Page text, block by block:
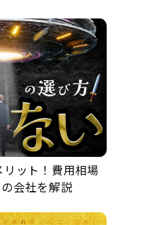
ット！費用相場
会社を解説